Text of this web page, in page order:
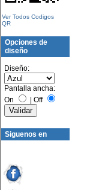
Ver Todos Codigos
QR
Opciones de
diseño
Diseño:
Pantalla ancha:
On
| Off
Siguenos en